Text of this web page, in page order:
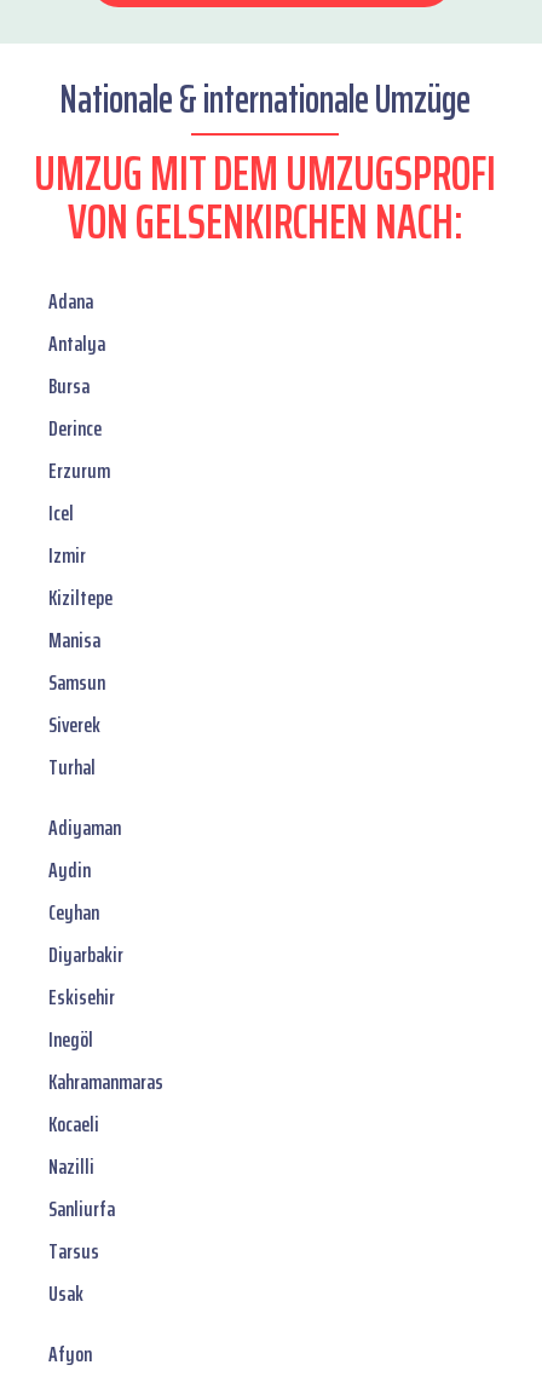
Nationale & internationale Umzüge
UMZUG MIT DEM UMZUGSPROFI
VON GELSENKIRCHEN NACH:
Adana
Antalya
Bursa
Derince
Erzurum
Icel
Izmir
Kiziltepe
Manisa
Samsun
Siverek
Turhal
Adiyaman
Aydin
Ceyhan
Diyarbakir
Eskisehir
Inegöl
Kahramanmaras
Kocaeli
Nazilli
Sanliurfa
Tarsus
Usak
Afyon